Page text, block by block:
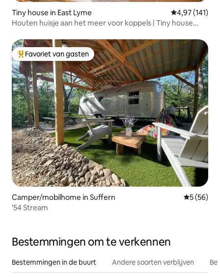
Tiny house in East Lyme Gemiddelde
4,97 (141)
Houten huisje aan het meer voor koppels | Tiny house
Topfavoriet van gasten
Favoriet van gasten
Camper/mobilhome in Suffern
5 (56)
'54 Stream
Bestemmingen om te verkennen
Bestemmingen in de buurt Andere soorten verblijven